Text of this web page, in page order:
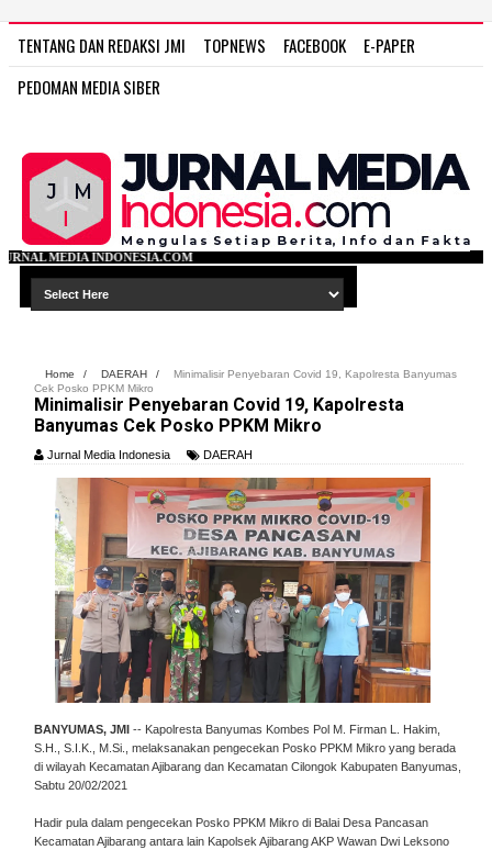
TENTANG DAN REDAKSI JMI TOPNEWS FACEBOOK
E-PAPER
PEDOMAN MEDIA SIBER
Home / DAERAH /
Minimalisir Penyebaran Covid 19, Kapolresta Banyumas
Cek Posko PPKM Mikro
Minimalisir Penyebaran Covid 19, Kapolresta
Banyumas Cek Posko PPKM Mikro
Jurnal Media Indonesia DAERAH
BANYUMAS, JMI -- Kapolresta Banyumas Kombes Pol M. Firman L. Hakim,
S.H., S.I.K., M.Si., melaksanakan pengecekan Posko PPKM Mikro yang berada
di wilayah Kecamatan Ajibarang dan Kecamatan Cilongok Kabupaten Banyumas,
Sabtu 20/02/2021
Hadir pula dalam pengecekan Posko PPKM Mikro di Balai Desa Pancasan
Kecamatan Ajibarang antara lain Kapolsek Ajibarang AKP Wawan Dwi Leksono